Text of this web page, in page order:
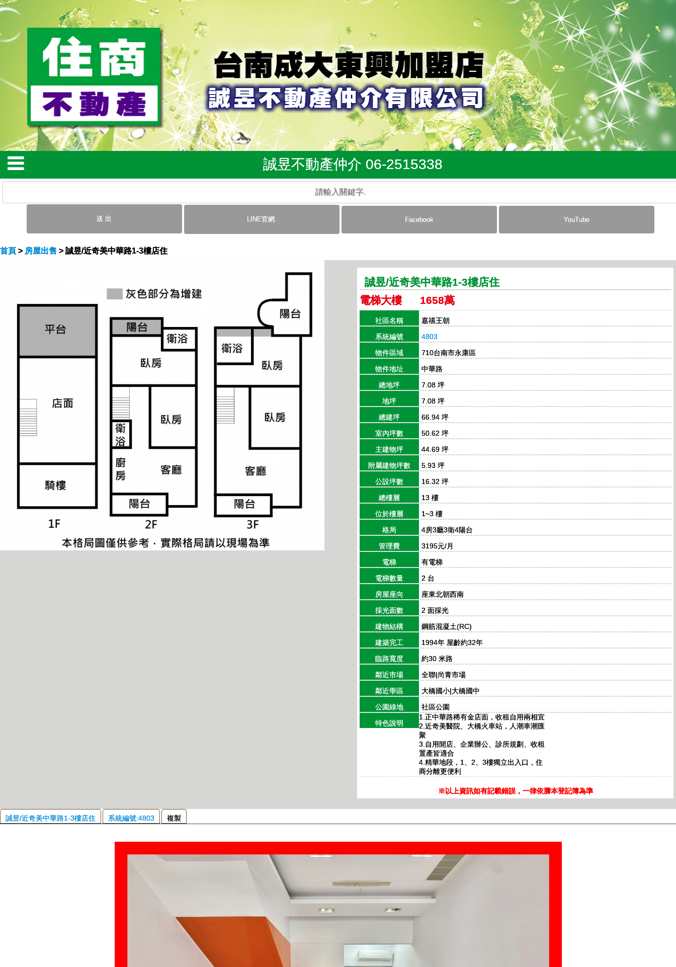
誠昱不動產仲介 06-2515338
首頁 > 房屋出售 > 誠昱/近奇美中華路1-3樓店住
誠昱/近奇美中華路1-3樓店住
電梯大樓 1658萬
社區名稱
嘉禧王朝
系統編號
4803
物件區域
710台南市永康區
物件地址
中華路
總地坪
7.08 坪
地坪
7.08 坪
總建坪
66.94 坪
室內坪數
50.62 坪
主建物坪
44.69 坪
附屬建物坪數
5.93 坪
公設坪數
16.32 坪
總樓層
13 樓
位於樓層
1~3 樓
格局
4房3廳3衛4陽台
管理費
3195元/月
電梯
有電梯
電梯數量
2 台
房屋座向
座東北朝西南
採光面數
2 面採光
建物結構
鋼筋混凝土(RC)
建築完工
1994年 屋齡約32年
臨路寬度
約30 米路
鄰近市場
全聯|尚青市場
鄰近學區
大橋國小|大橋國中
公園綠地
社區公園
特色說明
1.正中華路稀有金店面，收租自用兩相宜
2.近奇美醫院、大橋火車站，人潮車潮匯
聚
3.自用開店、企業辦公、診所規劃、收租
置產皆適合
4.精華地段，1、2、3樓獨立出入口，住
商分離更便利
※以上資訊如有記載錯誤，一律依謄本登記簿為準
誠昱/近奇美中華路1-3樓店住 系統編號:4803 複製